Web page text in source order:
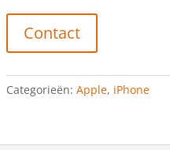
Contact
Categorieën: Apple, iPhone